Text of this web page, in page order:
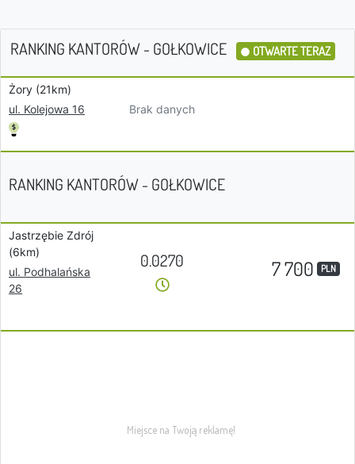
RANKING KANTORÓW - GOŁKOWICE OTWARTE TERAZ
Żory (21km)
ul. Kolejowa 16
Brak danych
RANKING KANTORÓW - GOŁKOWICE
Jastrzębie Zdrój
(6km)
ul. Podhalańska
26
0.0270 7 700 PLN